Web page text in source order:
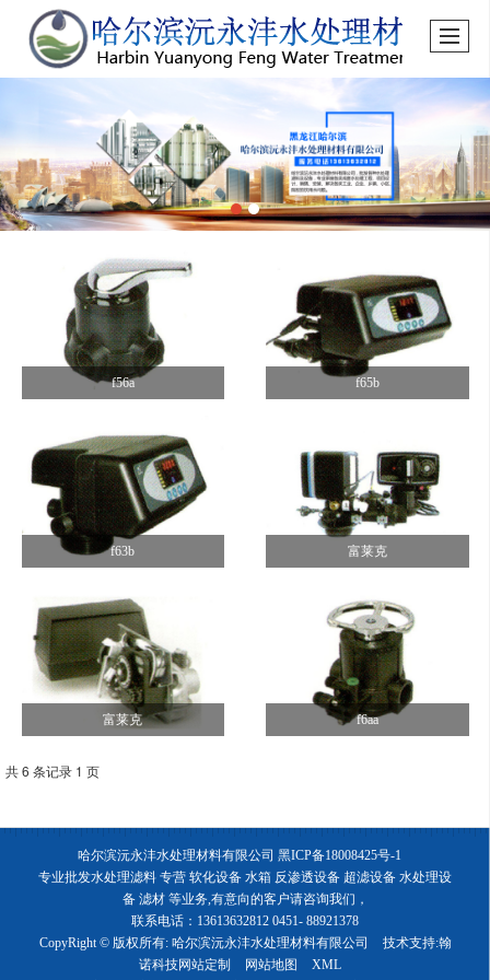
f56a f65b
f63b 富莱克
富莱克 f6aa
共 6 条记录 1 页
哈尔滨沅永沣水处理材料有限公司 黑ICP备18008425号-1
专业批发水处理滤料 专营 软化设备 水箱 反渗透设备 超滤设备 水处理设
备 滤材 等业务,有意向的客户请咨询我们，
联系电话：13613632812 0451- 88921378
CopyRight © 版权所有: 哈尔滨沅永沣水处理材料有限公司 技术支持:翰
诺科技网站定制
网站地图
XML